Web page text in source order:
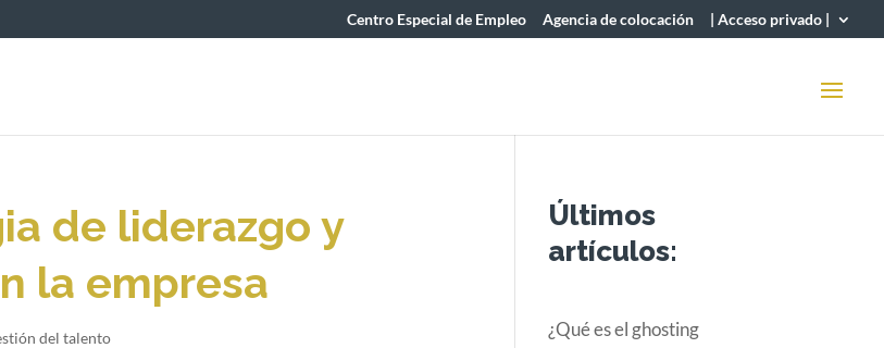
Centro Especial de Empleo Agencia de colocación | Acceso privado |
de liderazgo y
la empresa
del talento
Últimos
artículos:
¿Qué es el ghosting